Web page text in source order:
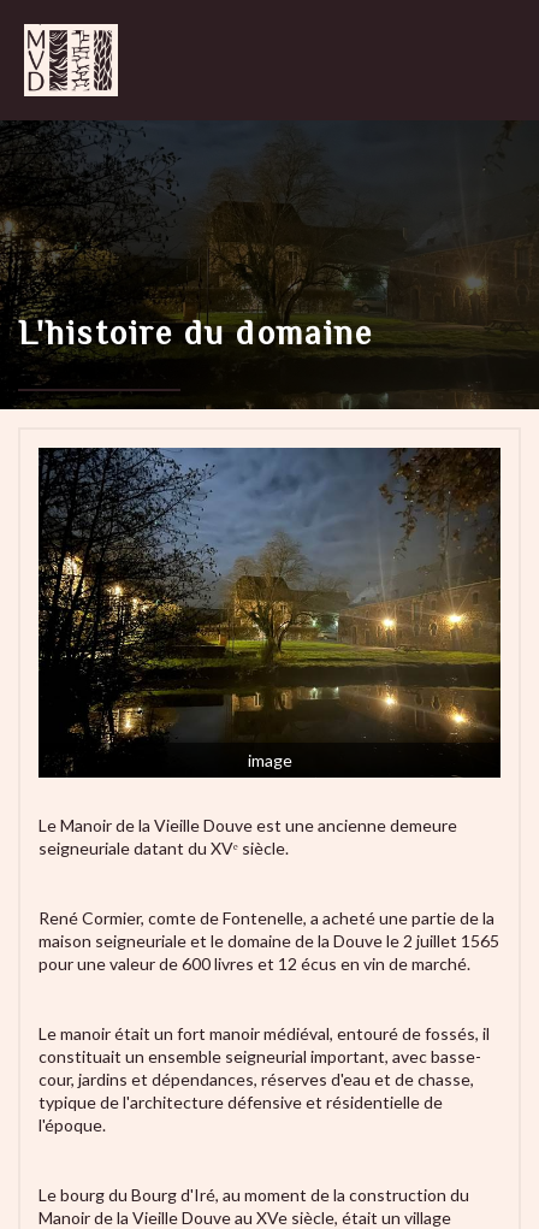
L'histoire du domaine
image
Le Manoir de la Vieille Douve est une ancienne demeure
seigneuriale datant du XVᵉ siècle.
René Cormier, comte de Fontenelle, a acheté une partie de la
maison seigneuriale et le domaine de la Douve le 2 juillet 1565
pour une valeur de 600 livres et 12 écus en vin de marché.
Le manoir était un fort manoir médiéval, entouré de fossés, il
constituait un ensemble seigneurial important, avec basse-
cour, jardins et dépendances, réserves d'eau et de chasse,
typique de l'architecture défensive et résidentielle de
l'époque.
Le bourg du Bourg d'Iré, au moment de la construction du
Manoir de la Vieille Douve au XVe siècle, était un village